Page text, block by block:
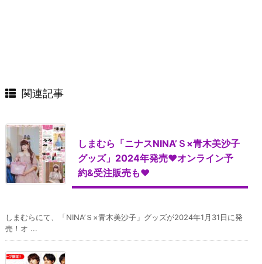
関連記事
しまむら「ニナスNINA’Ｓ×青木美沙子
グッズ」2024年発売♥オンライン予
約&受注販売も♥
しまむらにて、「NINA’Ｓ×青木美沙子」グッズが2024年1月31日に発
売！オ ...